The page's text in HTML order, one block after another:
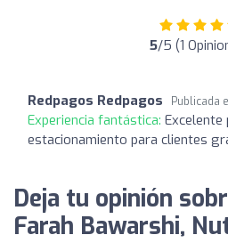
5/5 (1
Redpagos Redpagos Publicada
Experiencia fantástica:
estacionamiento para clientes
Deja tu opinión
Farah Bawarshi,